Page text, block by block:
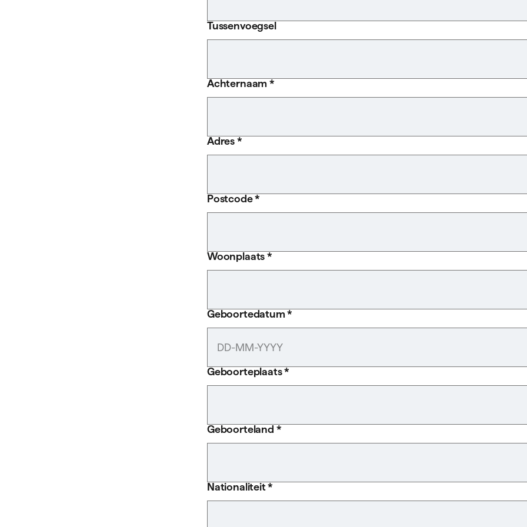
Tussenvoegsel
Achternaam *
Adres *
Postcode *
Woonplaats *
Geboortedatum *
Geboorteplaats *
Geboorteland *
Nationaliteit *